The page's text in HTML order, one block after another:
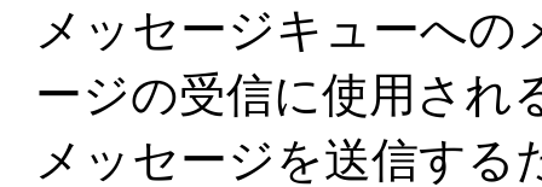
メッセージキューへの
ージの受信に使用され
メッセージを送信す